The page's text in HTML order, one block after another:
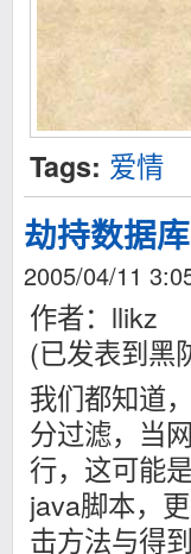
Tags: 爱情
劫持数据
2005/04/11
作者：llikz
(已发表到黑
我们都知道
分过滤，当
行，这可能
java脚本，
击方法与得